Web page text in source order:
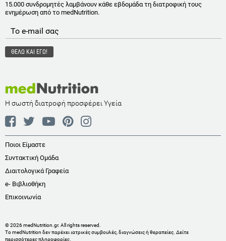
15.000 συνδρομητές λαμβάνουν κάθε εβδομάδα τη διατροφική τους
ενημέρωση από το medNutrition.
Η σωστή διατροφή προσφέρει Υγεία
Ποιοι Είμαστε
Συντακτική Ομάδα
Διαιτολογικά Γραφεία
e- Βιβλιοθήκη
Επικοινωνία
© 2026 medNutrition.gr. All rights reserved.
Το medNutrition δεν παρέχει ιατρικές συμβουλές, διαγνώσεις ή θεραπείες. Δείτε
περισσότερες πληροφορίες.